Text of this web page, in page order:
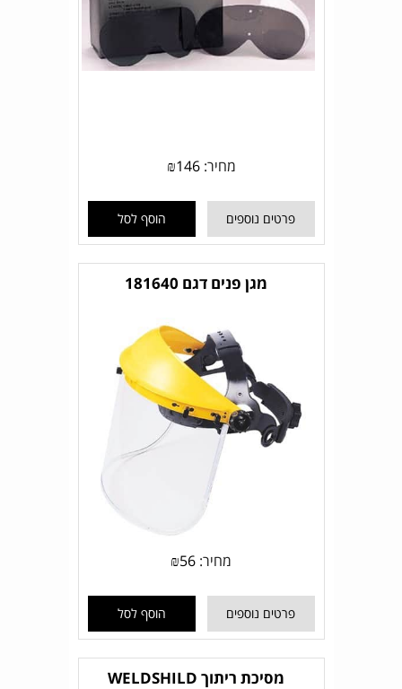
מחיר: ₪146
פרטים נוספים הוסף לסל
מגן פנים דגם 181640
מחיר: ₪56
פרטים נוספים הוסף לסל
מסיכת ריתוך WELDSHILD